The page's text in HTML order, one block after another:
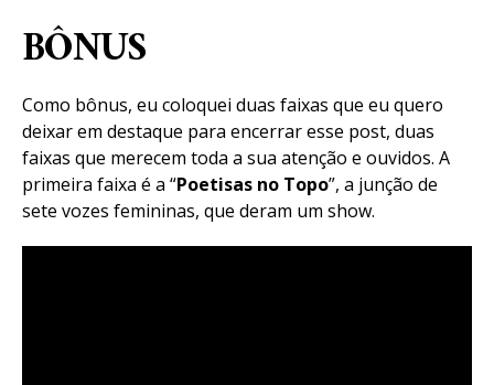
BÔNUS
Como bônus, eu coloquei duas faixas que eu quero
deixar em destaque para encerrar esse post, duas
faixas que merecem toda a sua atenção e ouvidos. A
primeira faixa é a “Poetisas no Topo”, a junção de
sete vozes femininas, que deram um show.